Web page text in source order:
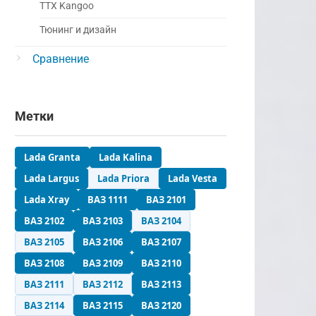
ТТХ Kangoo
Тюнинг и дизайн
Сравнение
Метки
Lada Granta
Lada Kalina
Lada Largus
Lada Priora
Lada Vesta
Lada Xray
ВАЗ 1111
ВАЗ 2101
ВАЗ 2102
ВАЗ 2103
ВАЗ 2104
ВАЗ 2105
ВАЗ 2106
ВАЗ 2107
ВАЗ 2108
ВАЗ 2109
ВАЗ 2110
ВАЗ 2111
ВАЗ 2112
ВАЗ 2113
ВАЗ 2114
ВАЗ 2115 ВАЗ 2120